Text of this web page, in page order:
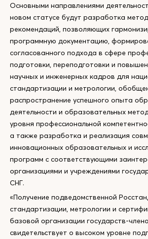
Основными направлениями
новом статусе будут разработка
рекомендаций, позволяющих
программную документацию,
согласованного подхода в сфере
подготовки, переподготовки и
научных и инженерных кадров для
стандартизации и метрологии,
распространение успешного опыта
деятельности и образовательных
уровня профессиональной
а также разработка и реализация
инновационных образовательных и
программ с соответствующими
организациями и учреждениями
СНГ.
«Получение подведомственной
стандартизации, метрологии и
базовой организации государств-
свидетельствует о высоком уровне